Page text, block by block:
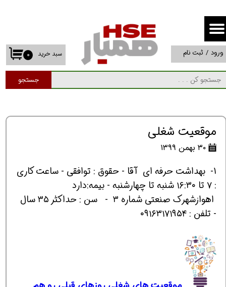
جستجو
۰ سبد خرید ورود / ثبت نام
حساب کاربری من
تغییر گذر واژه
سفارشات
موقعیت شغلی
۳۰ بهمن ۱۳۹۹
1- بهداشت حرفه ای آقا - حقوق : توافقی - ساعت کاری
: ٧ تا ١٦:٣٠ شنبه تا چهارشنبه - بیمه:دارد
اهوازشهرك صنعتي شماره ٣ - سن : حداكثر ٣٥ سال
- تلفن : ٠٩١٦٣١٧١٩٥٤